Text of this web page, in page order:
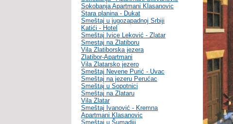
Sokobanja Apartmani Klasanovic
Stara planina - Dukat
Smeštaj u jugozapadnoj Srbiji
Katići - Hotel
Smeštaj Ivice Leković - Zlatar
Smestaj na Zlatiboru
Vila Zlatiborska jezera
Zlatibor-Apartmani
Vila Zlatarsko jezero
Smeštaj Nevene Purić - Uvac
Smeštaj na jezeru Perućac
Smeštaj u Sopotnici
Smeštaj na Zlataru
Vila Zlatar
Smeštaj Ivanović - Kremna
Apartmani Klasanovic
Smeštaj u Šumadiji